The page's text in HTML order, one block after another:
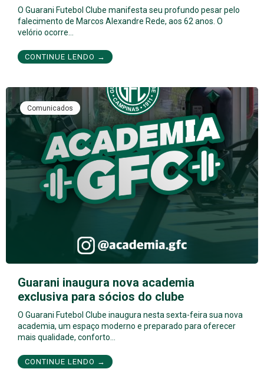
O Guarani Futebol Clube manifesta seu profundo pesar pelo
falecimento de Marcos Alexandre Rede, aos 62 anos. O
velório ocorre…
CONTINUE LENDO →
Comunicados
Guarani inaugura nova academia
exclusiva para sócios do clube
O Guarani Futebol Clube inaugura nesta sexta-feira sua nova
academia, um espaço moderno e preparado para oferecer
mais qualidade, conforto…
CONTINUE LENDO →